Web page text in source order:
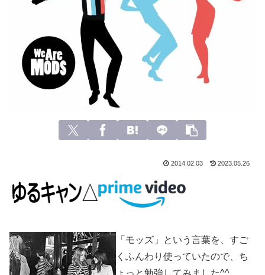
2014.02.03 2023.05.26
「モッズ」という言葉を、すご
くふんわり使っていたので、ち